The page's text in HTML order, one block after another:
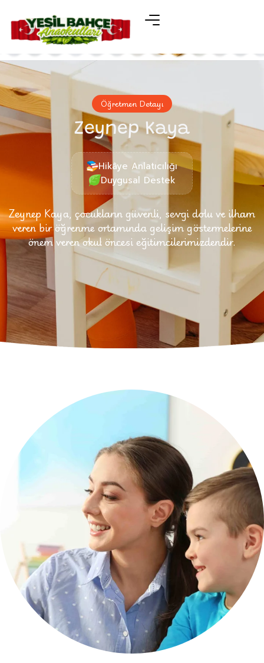
Öğretmen Detayı
Zeynep Kaya
Hikâye Anlatıcılığı
Duygusal Destek
Zeynep Kaya, çocukların güvenli, sevgi dolu ve ilham
veren bir öğrenme ortamında gelişim göstermelerine
önem veren okul öncesi eğitimcilerimizdendir.